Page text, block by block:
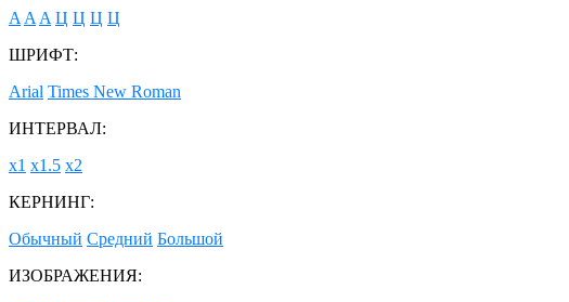
A A A Ц Ц Ц Ц
ШРИФТ:
Arial Times New Roman
ИНТЕРВАЛ:
х1 х1.5 х2
КЕРНИНГ:
Обычный Средний Большой
ИЗОБРАЖЕНИЯ: